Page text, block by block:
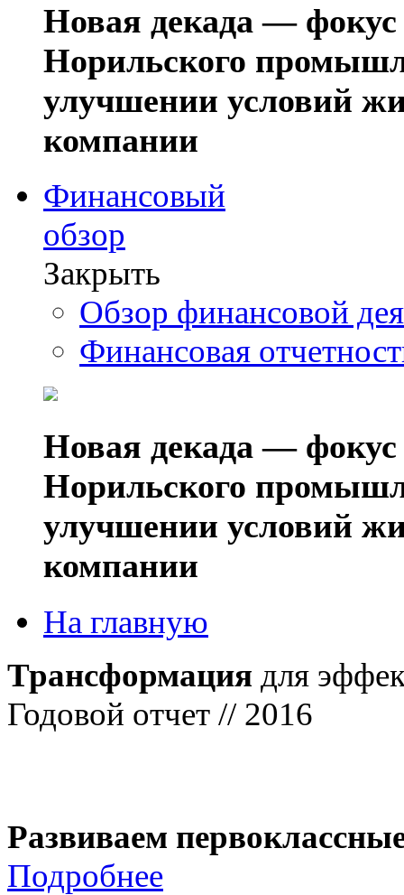
Новая декада — фокус
Норильского
улучшении условий
компании
Финансовый
обзор
Закрыть
Обзор финансовой
Финансовая
Новая декада — фокус
Норильского
улучшении условий
компании
На главную
Трансформация для
Годовой отчет // 2016
Развиваем
Подробнее